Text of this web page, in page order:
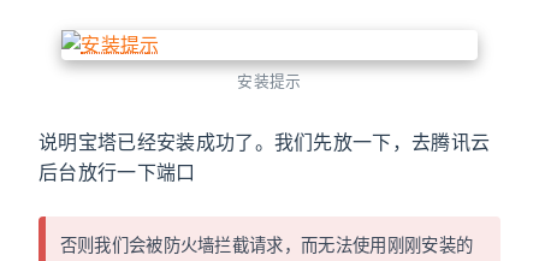
安装提示
说明宝塔已经安装成功了。我们先放一下，去腾讯云
后台放行一下端口
否则我们会被防火墙拦截请求，而无法使用刚刚安装的